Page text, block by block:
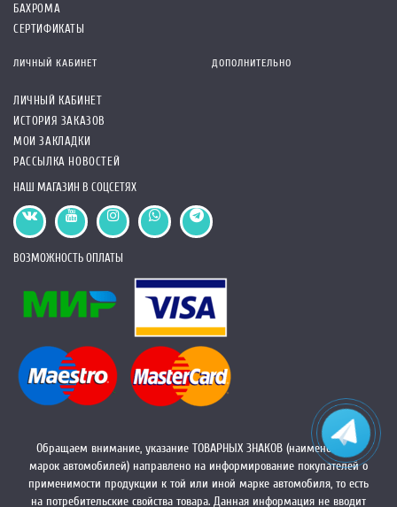
БАХРОМА
СЕРТИФИКАТЫ
ЛИЧНЫЙ КАБИНЕТ
ЛИЧНЫЙ КАБИНЕТ
ИСТОРИЯ ЗАКАЗОВ
МОИ ЗАКЛАДКИ
РАССЫЛКА НОВОСТЕЙ
ДОПОЛНИТЕЛЬНО
НАШ МАГАЗИН В СОЦСЕТЯХ
ВОЗМОЖНОСТЬ ОПЛАТЫ
Обращаем внимание, указание ТОВАРНЫХ ЗНАКОВ (наименований
марок автомобилей) направлено на информирование покупателей о
применимости продукции к той или иной марке автомобиля, то есть
на потребительские свойства товара. Данная информация не вводит